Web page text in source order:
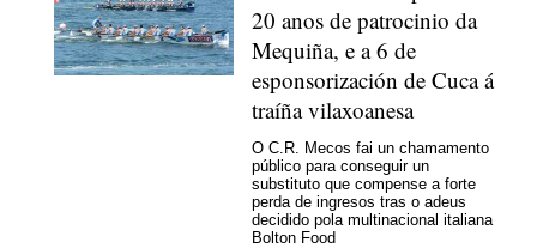
20 anos de patrocinio da
Mequiña, e a 6 de
esponsorización de Cuca á
traíña vilaxoanesa
O C.R. Mecos fai un chamamento
público para conseguir un
substituto que compense a forte
perda de ingresos tras o adeus
decidido pola multinacional italiana
Bolton Food